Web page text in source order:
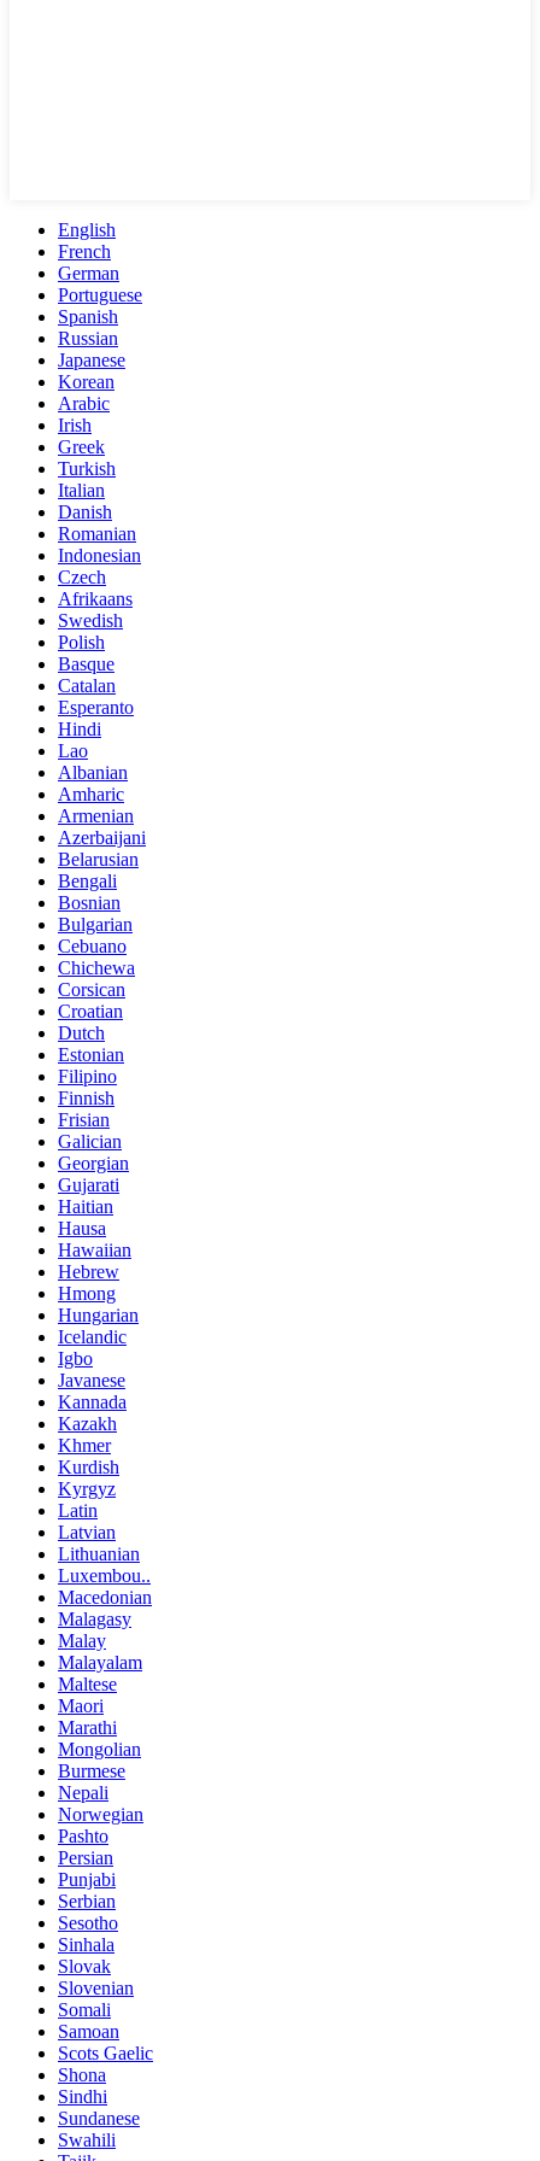
English
French
German
Portuguese
Spanish
Russian
Japanese
Korean
Arabic
Irish
Greek
Turkish
Italian
Danish
Romanian
Indonesian
Czech
Afrikaans
Swedish
Polish
Basque
Catalan
Esperanto
Hindi
Lao
Albanian
Amharic
Armenian
Azerbaijani
Belarusian
Bengali
Bosnian
Bulgarian
Cebuano
Chichewa
Corsican
Croatian
Dutch
Estonian
Filipino
Finnish
Frisian
Galician
Georgian
Gujarati
Haitian
Hausa
Hawaiian
Hebrew
Hmong
Hungarian
Icelandic
Igbo
Javanese
Kannada
Kazakh
Khmer
Kurdish
Kyrgyz
Latin
Latvian
Lithuanian
Luxembou..
Macedonian
Malagasy
Malay
Malayalam
Maltese
Maori
Marathi
Mongolian
Burmese
Nepali
Norwegian
Pashto
Persian
Punjabi
Serbian
Sesotho
Sinhala
Slovak
Slovenian
Somali
Samoan
Scots Gaelic
Shona
Sindhi
Sundanese
Swahili